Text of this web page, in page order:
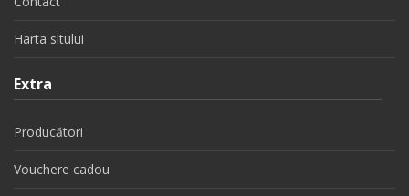
Harta sitului
Extra
Producători
Vouchere cadou